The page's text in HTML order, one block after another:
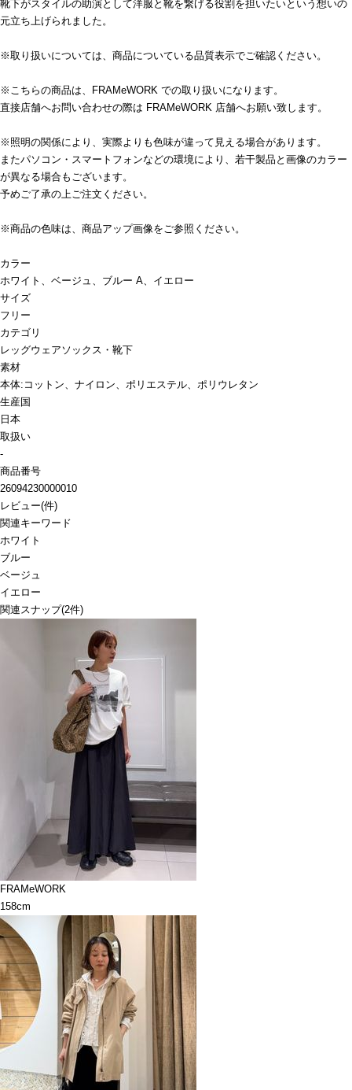
靴下がスタイルの助演として洋服と靴を繋げる役割を担いたいという想いの
元立ち上げられました。
※取り扱いについては、商品についている品質表示でご確認ください。
※こちらの商品は、FRAMeWORK での取り扱いになります。
直接店舗へお問い合わせの際は FRAMeWORK 店舗へお願い致します。
※照明の関係により、実際よりも色味が違って見える場合があります。
またパソコン・スマートフォンなどの環境により、若干製品と画像のカラー
が異なる場合もございます。
予めご了承の上ご注文ください。
※商品の色味は、商品アップ画像をご参照ください。
カラー
ホワイト、ベージュ、ブルー A、イエロー
サイズ
フリー
カテゴリ
レッグウェア ソックス・靴下
素材
本体:コットン、ナイロン、ポリエステル、ポリウレタン
生産国
日本
取扱い
-
商品番号
26094230000010
レビュー(件)
関連キーワード
ホワイト
ブルー
ベージュ
イエロー
関連スナップ(2件)
FRAMeWORK
158cm